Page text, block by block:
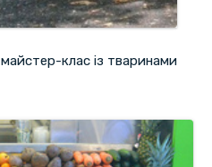
клас із тваринами